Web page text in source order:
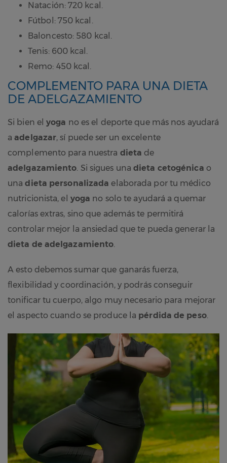
Natación: 720 kcal.
Fútbol: 750 kcal.
Baloncesto: 580 kcal.
Tenis: 600 kcal.
Remo: 450 kcal.
COMPLEMENTO PARA UNA DIETA
DE ADELGAZAMIENTO
Si bien elyoga no es el deporte que más nos ayudará
aadelgazar, sí puede ser un excelente
complemento para nuestra dieta de
adelgazamiento. Si sigues unadieta cetogénica o
unadieta personalizada elaborada por tu médico
nutricionista, el yoga no solo te ayudará a quemar
calorías extras, sino que además te permitirá
controlar mejor la ansiedad que te pueda generar la
dieta de adelgazamiento.
A esto debemos sumar que ganarás fuerza,
flexibilidad y coordinación, y podrás conseguir
tonificar tu cuerpo, algo muy necesario para mejorar
el aspecto cuando se produce la pérdida de peso.